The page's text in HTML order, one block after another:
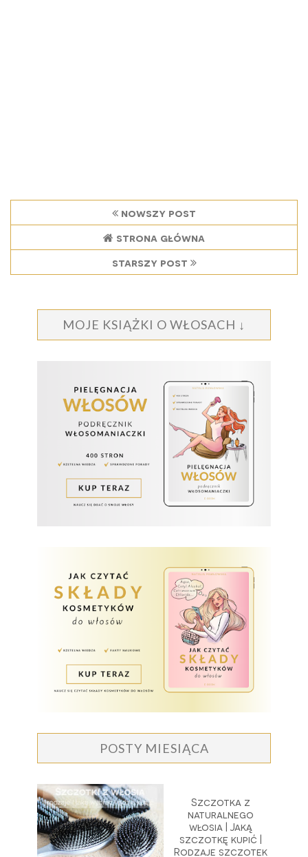
nowszy post
strona główna
starszy post
MOJE KSIĄŻKI O WŁOSACH ↓
POSTY MIESIĄCA
Szczotka z
naturalnego
włosia | Jaką
szczotkę kupić |
Rodzaje szczotek